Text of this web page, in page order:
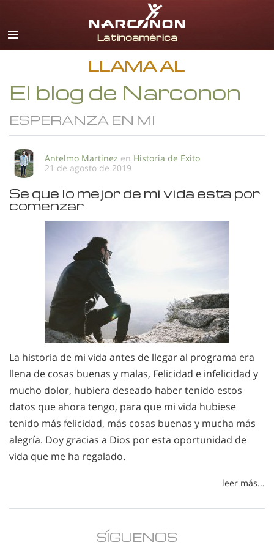
Español
Todas las Regiones/Idiomas
LLAMA AL
El blog de Narconon
ESPERANZA EN MI
Antelmo Martinez en Historia de Exito
21 de agosto de 2019
Se que lo mejor de mi vida esta por
comenzar
La historia de mi vida antes de llegar al programa era
llena de cosas buenas y malas, Felicidad e infelicidad y
mucho dolor, hubiera deseado haber tenido estos
datos que ahora tengo, para que mi vida hubiese
tenido más felicidad, más cosas buenas y mucha más
alegría. Doy gracias a Dios por esta oportunidad de
vida que me ha regalado.
leer más...
SÍGUENOS